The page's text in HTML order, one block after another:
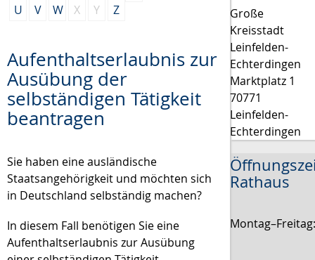
U
V W X Y Z
Aufenthaltserlaubnis zur
Ausübung der
selbständigen Tätigkeit
beantragen
Sie haben eine ausländische
Staatsangehörigkeit und möchten sich
in Deutschland selbständig machen?
In diesem Fall benötigen Sie eine
Aufenthaltserlaubnis zur Ausübung
Große
Kreisstadt
Leinfelden-
Echterdingen
Marktplatz 1
70771
Leinfelden-
Echterdingen
Rathaus